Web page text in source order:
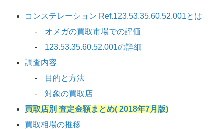
コンステレーション Ref.123.53.35.60.52.001とは
オメガの買取市場での評価
123.53.35.60.52.001の詳細
調査内容
目的と方法
対象の買取店
買取店別 査定金額まとめ( 2018年7月版)
買取相場の推移